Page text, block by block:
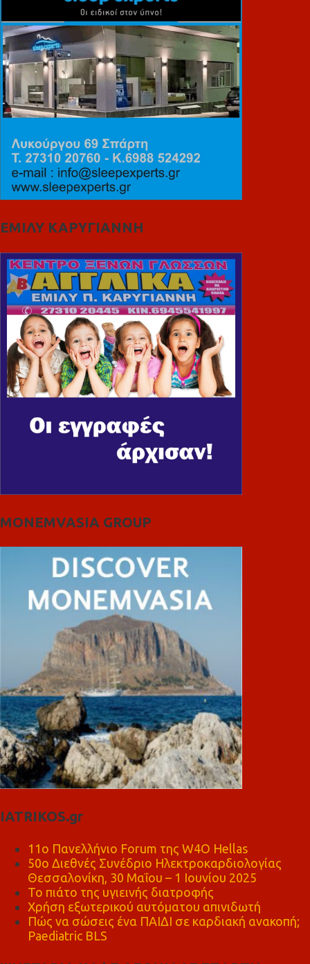
ΕΜΙΛΥ ΚΑΡΥΓΙΑΝΝΗ
MONEMVASIA GROUP
IATRIKOS.gr
11ο Πανελλήνιο Forum της W4O Hellas
50ο Διεθνές Συνέδριο Ηλεκτροκαρδιολογίας
Θεσσαλονίκη, 30 Μαΐου – 1 Ιουνίου 2025
Το πιάτο της υγιεινής διατροφής
Χρήση εξωτερικού αυτόματου απινιδωτή
Πώς να σώσεις ένα ΠΑΙΔΙ σε καρδιακή ανακοπή;
Paediatric BLS